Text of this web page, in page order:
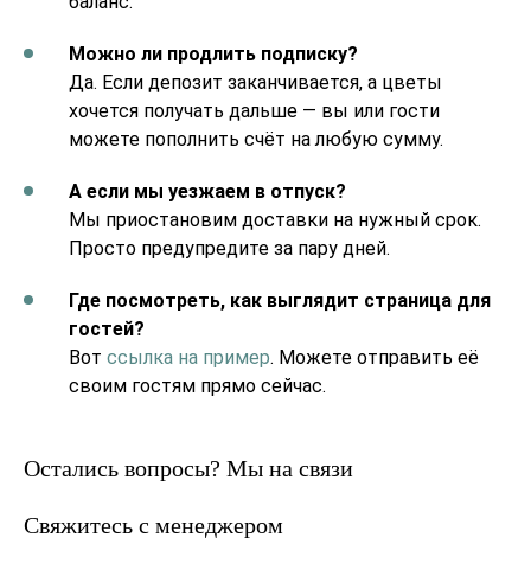
Можно ли продлить подписку?
Да. Если депозит заканчивается, а цветы
хочется получать дальше — вы или гости
можете пополнить счёт на любую сумму.
А если мы уезжаем в отпуск?
Мы приостановим доставки на нужный срок.
Просто предупредите за пару дней.
Где посмотреть, как выглядит страница для
гостей?
Вот ссылка на пример. Можете отправить её
своим гостям прямо сейчас.
Остались вопросы? Мы на связи
Свяжитесь с менеджером